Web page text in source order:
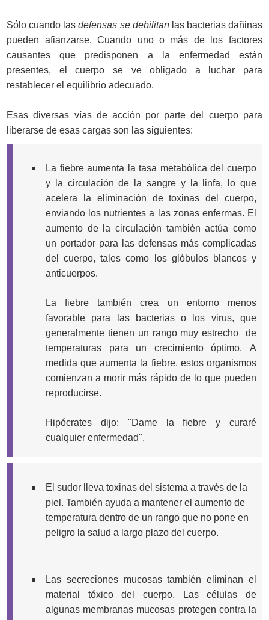
Sólo cuando lasdefensas se debilitanlas bacterias dañinas
pueden afianzarse. Cuando uno o más de los factores
causantes que predisponen a la enfermedad están
presentes, el cuerpo se ve obligado a luchar para
restablecer el equilibrio adecuado.
Esas diversas vías de acción por parte del cuerpo para
liberarse de esas cargas son las siguientes:
La fiebre aumenta la tasa metabólica del cuerpo
y la circulación de la sangre y la linfa, lo que
acelera la eliminación de toxinas del cuerpo,
enviando los nutrientes a las zonas enfermas. El
aumento de la circulación también actúa como
un portador para las defensas más complicadas
del cuerpo, tales como los glóbulos blancos y
anticuerpos.
La fiebre también crea un entorno menos
favorable para las bacterias o los virus, que
generalmente tienen un rango muy estrecho de
temperaturas para un crecimiento óptimo. A
medida que aumenta la fiebre, estos organismos
comienzan a morir más rápido de lo que pueden
reproducirse.
Hipócrates dijo: "Dame la fiebre y curaré
cualquier enfermedad".
El sudor lleva toxinas del sistema a través de la
piel. También ayuda a mantener el aumento de
temperatura dentro de un rango que no pone en
peligro la salud a largo plazo del cuerpo.
Las secreciones mucosas también eliminan el
material tóxico del cuerpo. Las células de
algunas membranas mucosas protegen contra la